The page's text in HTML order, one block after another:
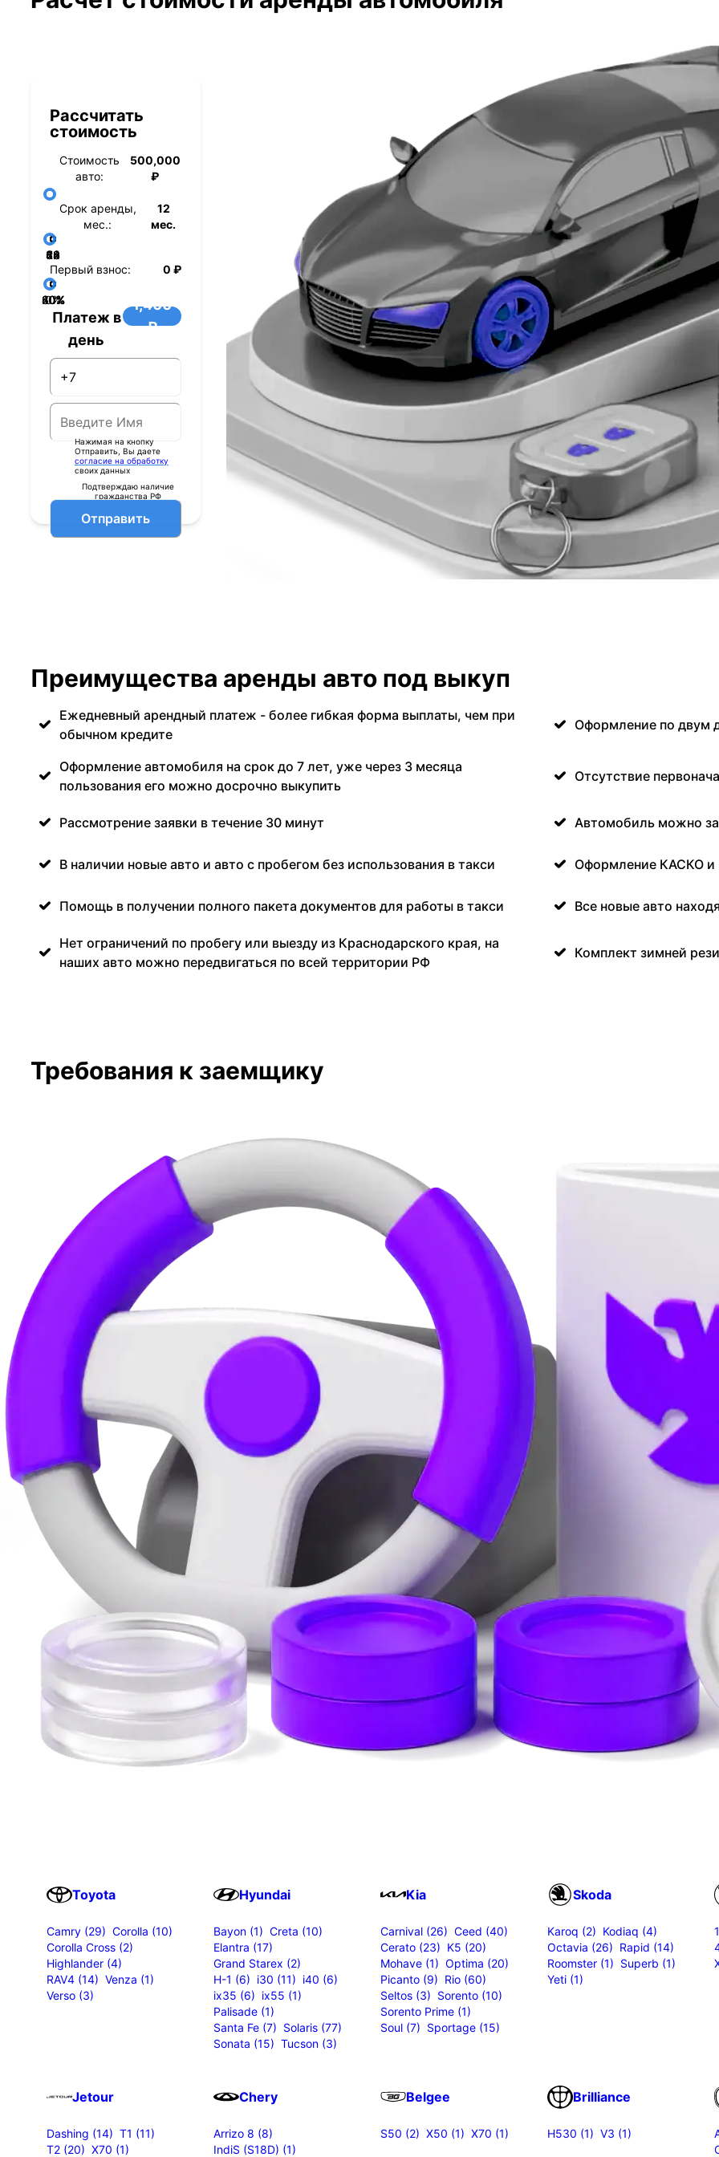
Рассчитать
стоимость
Стоимость
авто:
500,000
₽
Срок аренды,
мес.:
12
мес.
12
24
36
48
60
72
84
Первый взнос:
0 ₽
0%
20%
40%
60%
80%
Платеж в
день
1,400
₽
Нажимая на кнопку
Отправить, Вы даете
согласие на обработку
своих данных
Подтверждаю наличие
гражданства РФ
Отправить
Преимущества аренды авто под выкуп
Ежедневный арендный платеж - более гибкая форма выплаты, чем при
обычном кредите
Оформление по двум
Оформление автомобиля на срок до 7 лет, уже через 3 месяца
пользования его можно досрочно выкупить
Отсутствие
Рассмотрение заявки в течение 30 минут Автомобиль можно
В наличии новые авто и авто с пробегом без использования в такси Оформление КАСКО
Помощь в получении полного пакета документов для работы в такси Все новые авто
Нет ограничений по пробегу или выезду из Краснодарского края, на
наших авто можно передвигаться по всей территории РФ
Комплект зимней
Требования к заемщику
Toyota
Camry (29) Corolla (10)
Corolla Cross (2)
Highlander (4)
RAV4 (14) Venza (1)
Verso (3)
Hyundai
Bayon (1) Creta (10)
Elantra (17)
Grand Starex (2)
H-1 (6) i30 (11) i40 (6)
ix35 (6) ix55 (1)
Palisade (1)
Santa Fe (7) Solaris (77)
Sonata (15) Tucson (3)
Kia
Carnival (26) Ceed (40)
Cerato (23) K5 (20)
Mohave (1) Optima (20)
Picanto (9) Rio (60)
Seltos (3) Sorento (10)
Sorento Prime (1)
Soul (7) Sportage (15)
Skoda
Karoq (2) Kodiaq (4)
Octavia (26) Rapid (14)
Roomster (1) Superb (1)
Yeti (1)
Jetour
Dashing (14) T1 (11)
T2 (20) X70 (1)
Chery
Arrizo 8 (8)
IndiS (S18D) (1)
Belgee
S50 (2) X50 (1) X70 (1)
Brilliance
H530 (1) V3 (1)